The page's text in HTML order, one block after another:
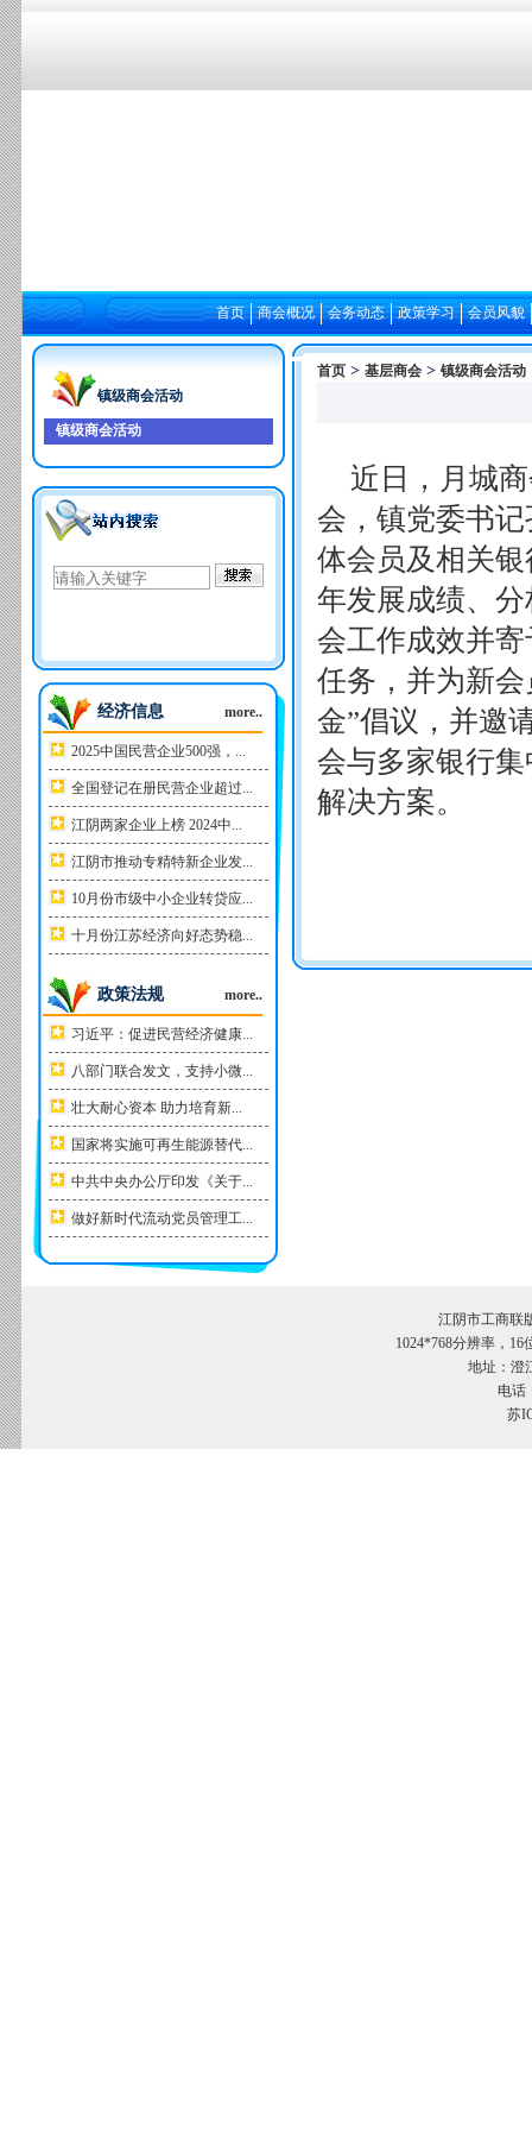
首页 商会概况 会务动态 政策学习 会员风貌
镇级商会活动
镇级商会活动
经济信息 more..
2025中国民营企业500强，...
全国登记在册民营企业超过...
江阴两家企业上榜 2024中...
江阴市推动专精特新企业发...
10月份市级中小企业转贷应...
十月份江苏经济向好态势稳...
政策法规 more..
习近平：促进民营经济健康...
八部门联合发文，支持小微...
壮大耐心资本 助力培育新...
国家将实施可再生能源替代...
中共中央办公厅印发《关于...
做好新时代流动党员管理工...
首页 > 基层商会 > 镇级商会活动
近日，月城
会，镇党委书
体会员及相关
年发展成绩、
会工作成效并
任务，并为新
金”倡议，并邀
会与多家银行
解决方案。
江阴市工商联
1024*768分辨率，
地址：澄
电话
苏